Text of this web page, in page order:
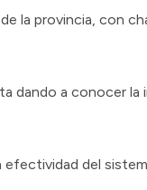
la provincia, con
dando a conocer
del